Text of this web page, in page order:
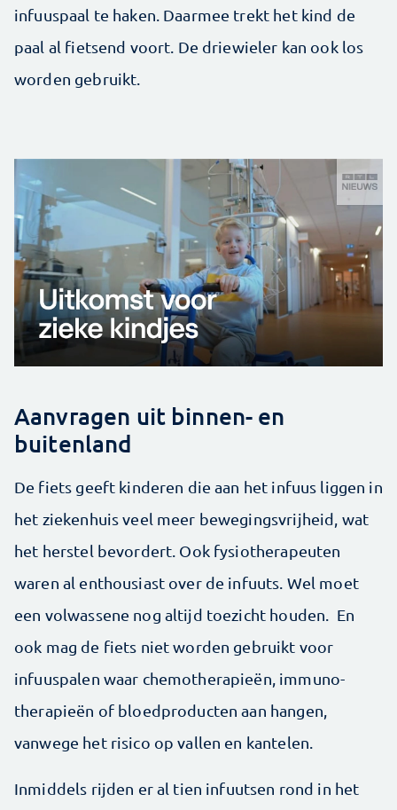
infuuspaal te haken. Daarmee trekt het kind de
paal al fietsend voort. De driewieler kan ook los
worden gebruikt.
Aanvragen uit binnen- en
buitenland
De fiets geeft kinderen die aan het infuus liggen in
het ziekenhuis veel meer bewegingsvrijheid, wat
het herstel bevordert. Ook fysiotherapeuten
waren al enthousiast over de infuuts. Wel moet
een volwassene nog altijd toezicht houden. En
ook mag de fiets niet worden gebruikt voor
infuuspalen waar chemotherapieën, immuno­
therapieën of bloedproducten aan hangen,
vanwege het risico op vallen en kantelen.
Inmiddels rijden er al tien infuutsen rond in het